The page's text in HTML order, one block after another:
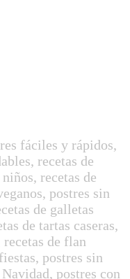
fáciles y rápidos,
recetas de
recetas de
postres sin
de galletas
de tartas caseras,
de flan
postres sin
postres con